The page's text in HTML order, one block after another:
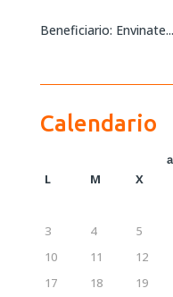
Beneficiario: Envinate...
Calendario
L M X
3
4 5
10
11 12
17
18 19